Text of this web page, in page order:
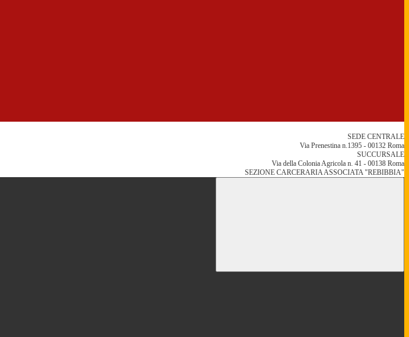
SEDE CENTRALE
Via Prenestina n.1395 - 00132 Roma
SUCCURSALE
Via della Colonia Agricola n. 41 - 00138 Roma
SEZIONE CARCERARIA ASSOCIATA "REBIBBIA"